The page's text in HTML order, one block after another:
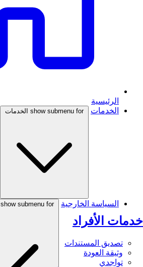
الرئيسية
الخدمات
show submenu for الخدمات
خدمات الأفراد
تصديق المستندات
وثيقة العودة
تواجدي
السياسة الخارجية show submenu for السياسة الخارجية